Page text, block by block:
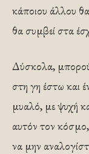
κάποιου άλλου
θα συμβεί στα
Δύσκολα,
στη γη έστω και
μυαλό, με ψυχή
αυτόν τον
να μην